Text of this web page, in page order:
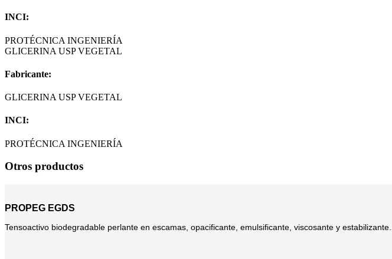
INCI:
PROTÉCNICA INGENIERÍA
GLICERINA USP VEGETAL
Fabricante:
GLICERINA USP VEGETAL
INCI:
PROTÉCNICA INGENIERÍA
Otros productos
PROPEG EGDS
Tensoactivo biodegradable perlante en escamas, opacificante, emulsificante, viscosante y estabilizante...